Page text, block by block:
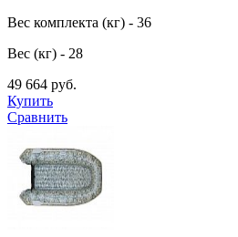
Вес комплекта (кг) - 36
Вес (кг) - 28
49 664 руб.
Купить
Сравнить